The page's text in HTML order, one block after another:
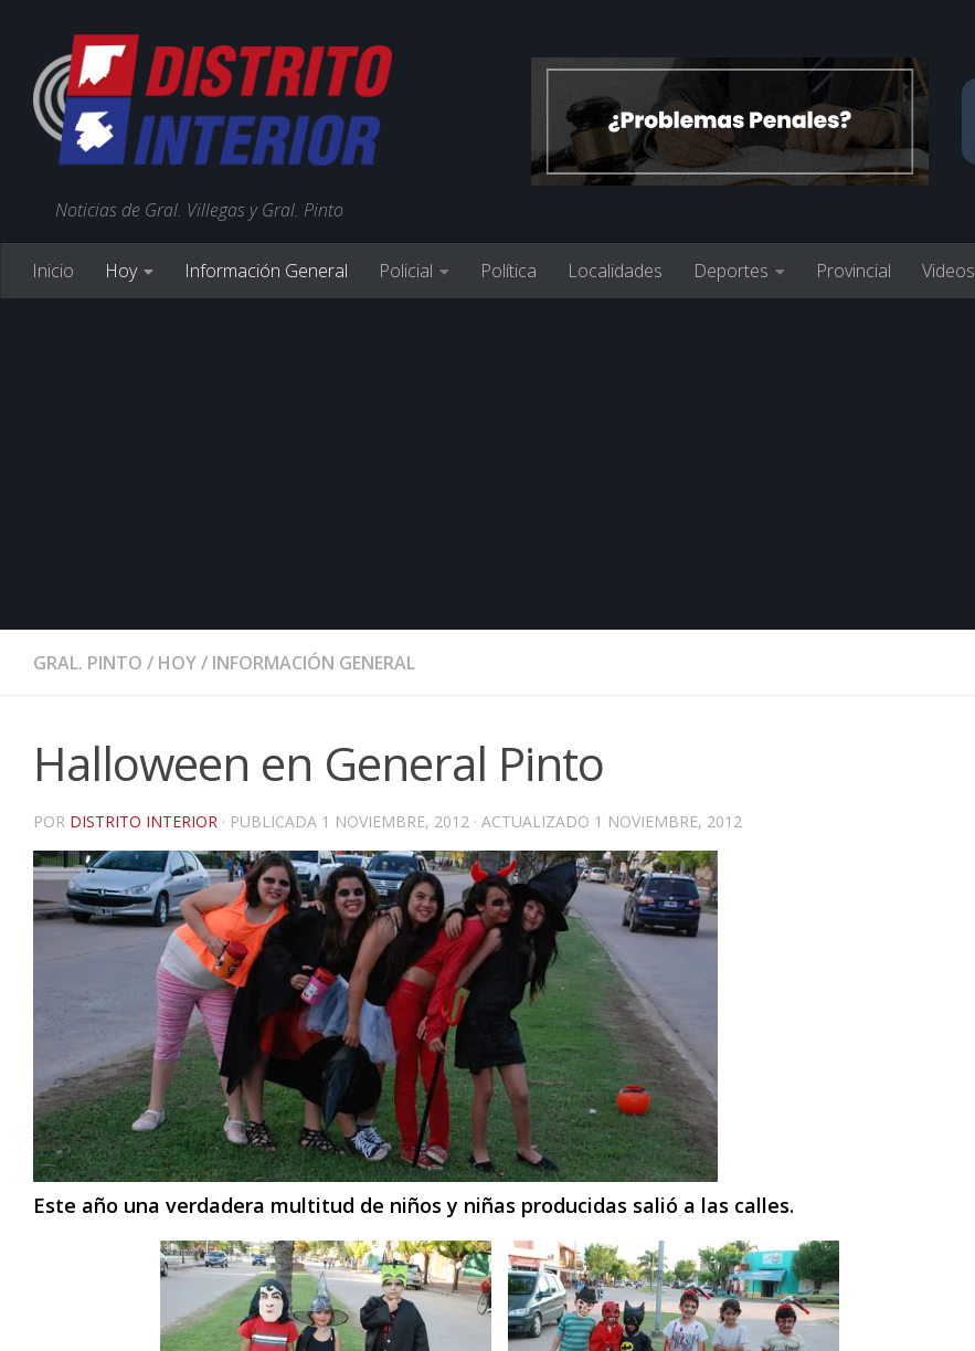
Noticias de Gral. Villegas y Gral. Pinto
Inicio Hoy Información General Policial Política Localidades Deportes Provincial Videos
GRAL. PINTO / HOY/ INFORMACIÓN GENERAL
Halloween en General Pinto
POR DISTRITO INTERIOR · PUBLICADA 1 NOVIEMBRE, 2012 · ACTUALIZADO 1 NOVIEMBRE, 2012
Este año una verdadera multitud de niños y niñas producidas salió a las calles.